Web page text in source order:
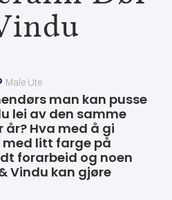
Male Ute
man kan pusse
lei av den samme
Hva med å gi
litt farge på
forarbeid og noen
Vindu kan gjøre